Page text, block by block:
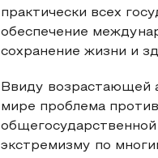
практически всех
обеспечение
сохранение жизни и
Ввиду возрастающей
мире проблема
экстремизму по